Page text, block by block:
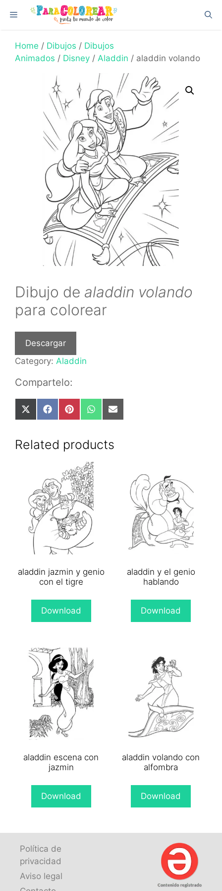
content
Menu
Home / Dibujos / Dibujos
Animados / Disney / Aladdin / aladdin volando
Dibujo de aladdin volando
para colorear
Descargar
Category: Aladdin
Compartelo:
Share
on
(Twitter)
Share
on
Share
on
Share
on
Share
on
Related products
aladdin jazmin y genio
con el tigre
Download
aladdin y el genio
hablando
Download
aladdin escena con
jazmin
Download
aladdin volando con
alfombra
Download
Política de
privacidad
Aviso legal